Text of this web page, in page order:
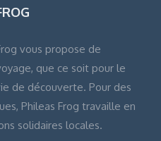
vous propose de
que ce soit pour le
de découverte. Pour des
Phileas Frog travaille en
solidaires locales.